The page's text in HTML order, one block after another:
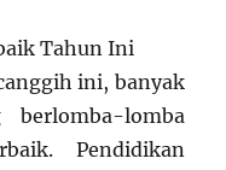
Tahun Ini
ini, banyak
berlomba-lomba
Pendidikan